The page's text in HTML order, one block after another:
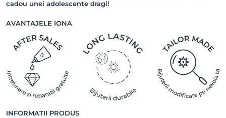
cadou unei adolescente dragi!
AVANTAJELE IONA
INFORMATII PRODUS